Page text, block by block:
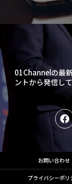
01Channelの最
ントから発信し
お問い合わせ
プライバシーポリ